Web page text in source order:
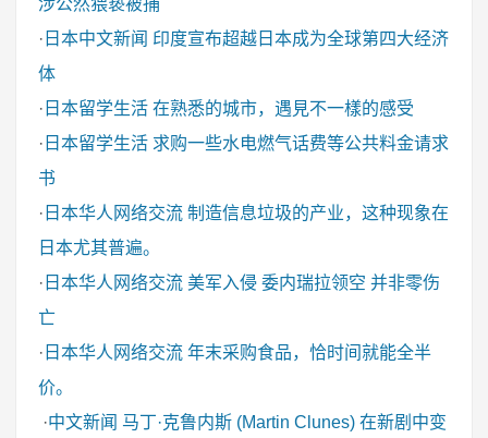
涉公然猥亵被捕
· 日本中文新闻 印度宣布超越日本成为全球第四大经济
体
· 日本留学生活 在熟悉的城市，遇見不一樣的感受
· 日本留学生活 求购一些水电燃气话费等公共料金请求
书
· 日本华人网络交流 制造信息垃圾的产业，这种现象在
日本尤其普遍。
· 日本华人网络交流 美军入侵 委内瑞拉领空 并非零伤
亡
· 日本华人网络交流 年末采购食品，恰时间就能全半
价。
·中文新闻 马丁·克鲁内斯 (Martin Clunes) 在新剧中变